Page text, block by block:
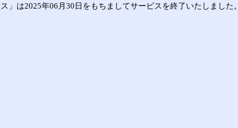
」は2025年06月30日をもちましてサービスを終了いたしました。